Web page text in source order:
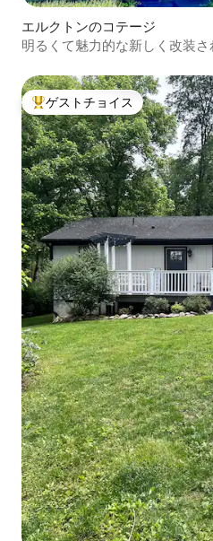
エルクトンのコテージ
明るくて魅力的な新しく改装
大好評のゲストチョイスです。
ゲストチョイス